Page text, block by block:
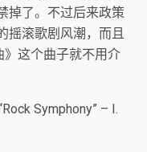
掉了。不过后来政策
摇滚歌剧风潮，而且
》这个曲子就不用介
Symphony” – I.